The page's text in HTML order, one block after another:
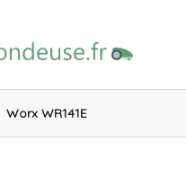
Worx WR141E